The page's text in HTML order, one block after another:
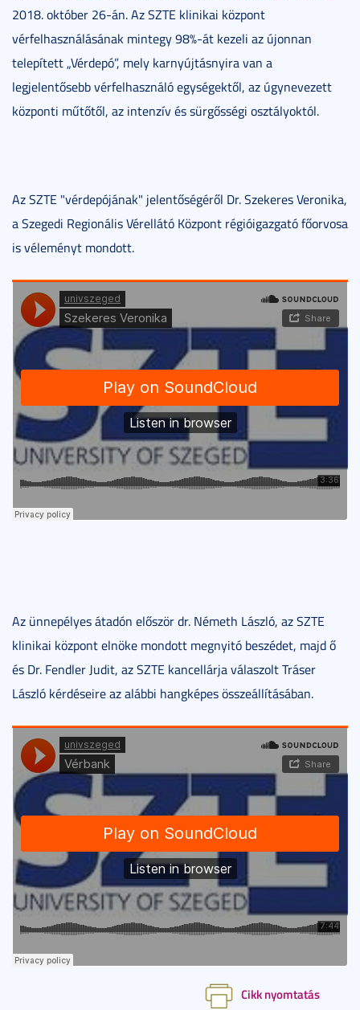
2018. október 26-án. Az SZTE klinikai központ
vérfelhasználásának mintegy 98%-át kezeli az újonnan
telepített „Vérdepó”, mely karnyújtásnyira van a
legjelentősebb vérfelhasználó egységektől, az úgynevezett
központi műtőtől, az intenzív és sürgősségi osztályoktól.
Az SZTE "vérdepójának" jelentőségéről Dr. Szekeres Veronika,
a Szegedi Regionális Vérellátó Központ régióigazgató főorvosa
is véleményt mondott.
Az ünnepélyes átadón először dr. Németh László, az SZTE
klinikai központ elnöke mondott megnyitó beszédet, majd ő
és Dr. Fendler Judit, az SZTE kancellárja válaszolt Tráser
László kérdéseire az alábbi hangképes összeállításában.
Cikk nyomtatás